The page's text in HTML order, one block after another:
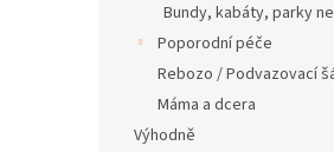
Bundy, kabáty, parky
Poporodní péče
Rebozo / Podvazovací
Máma a dcera
Výhodně